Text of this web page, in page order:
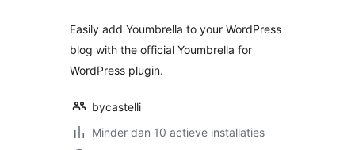
Easily add Youmbrella to your WordPress
blog with the official Youmbrella for
WordPress plugin.
bycastelli
Minder dan 10 actieve installaties